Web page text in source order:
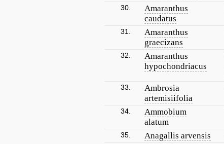
30.
Amaranthus
caudatus
31.
Amaranthus
graecizans
32.
Amaranthus
hypochondriacus
33.
Ambrosia
artemisiifolia
34.
Ammobium
alatum
35. Anagallis arvensis